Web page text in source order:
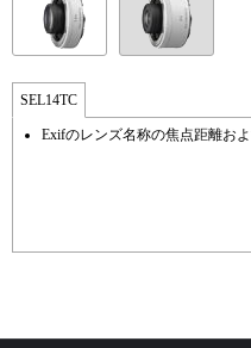
SEL14TC
Exifのレンズ名称の焦点距離お